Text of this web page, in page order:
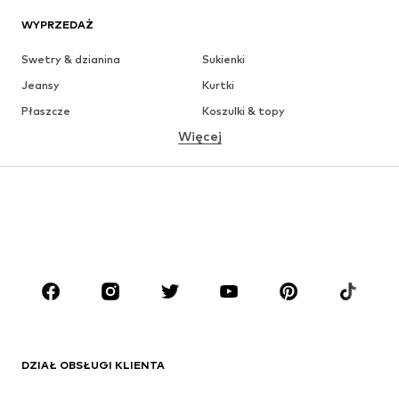
WYPRZEDAŻ
Swetry & dzianina
Sukienki
Jeansy
Kurtki
Płaszcze
Koszulki & topy
Bielizna
Spódnice
Bluzki & koszule
Akcesoria
Premium
Nowości
Więcej
DZIAŁ OBSŁUGI KLIENTA